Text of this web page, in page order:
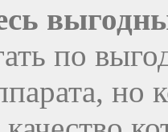
по
но